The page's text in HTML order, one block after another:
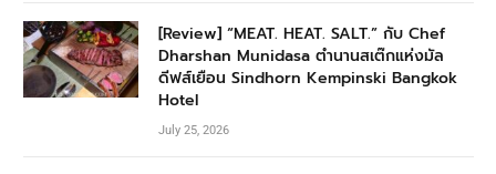
[Review] “MEAT. HEAT. SALT.” กับ Chef
Dharshan Munidasa ตำนานสเต๊กแห่งมัล
ดีฟส์เยือน Sindhorn Kempinski Bangkok
Hotel
July 25, 2026